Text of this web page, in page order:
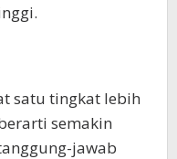
satu tingkat lebih
semakin
jawab